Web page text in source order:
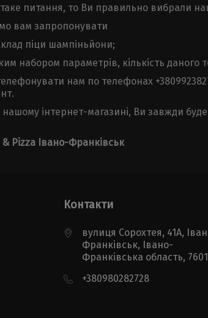
питання, то Ви правильно вибрали
вам запропонувати
піци шампіньйони;
набором параметрів, кількість даного
нам по телефонах
інтернет-магазині, Ви завжди
& Pizza Івано-Франківськ
Контакти
вулиця Сорохтея, 41А,
Франківськ, Івано-
Франківська область,
+380980282728